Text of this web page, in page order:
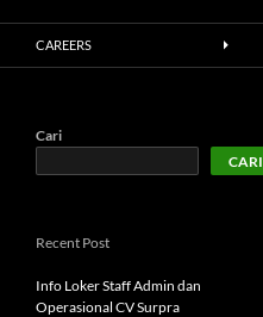
CAREERS
Cari
CARI
Recent Post
Info Loker Staff Admin dan
Operasional CV Surpra